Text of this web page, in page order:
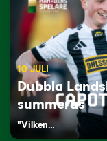
10 JULI
Dubbla
summeras
"Vilken…